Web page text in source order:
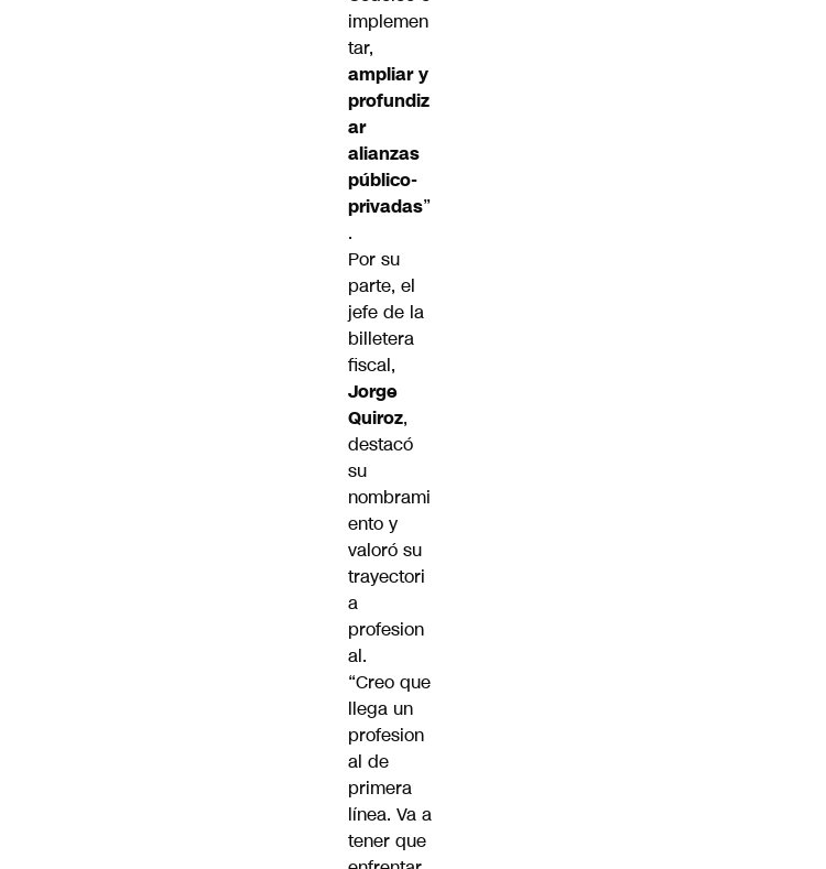
implemen
tar,
ampliar y
profundiz
ar
alianzas
público-
privadas”
.
Por su
parte, el
jefe de la
billetera
fiscal,
Jorge
Quiroz,
destacó
su
nombrami
ento y
valoró su
trayectori
a
profesion
al.
“Creo que
llega un
profesion
al de
primera
línea. Va a
tener que